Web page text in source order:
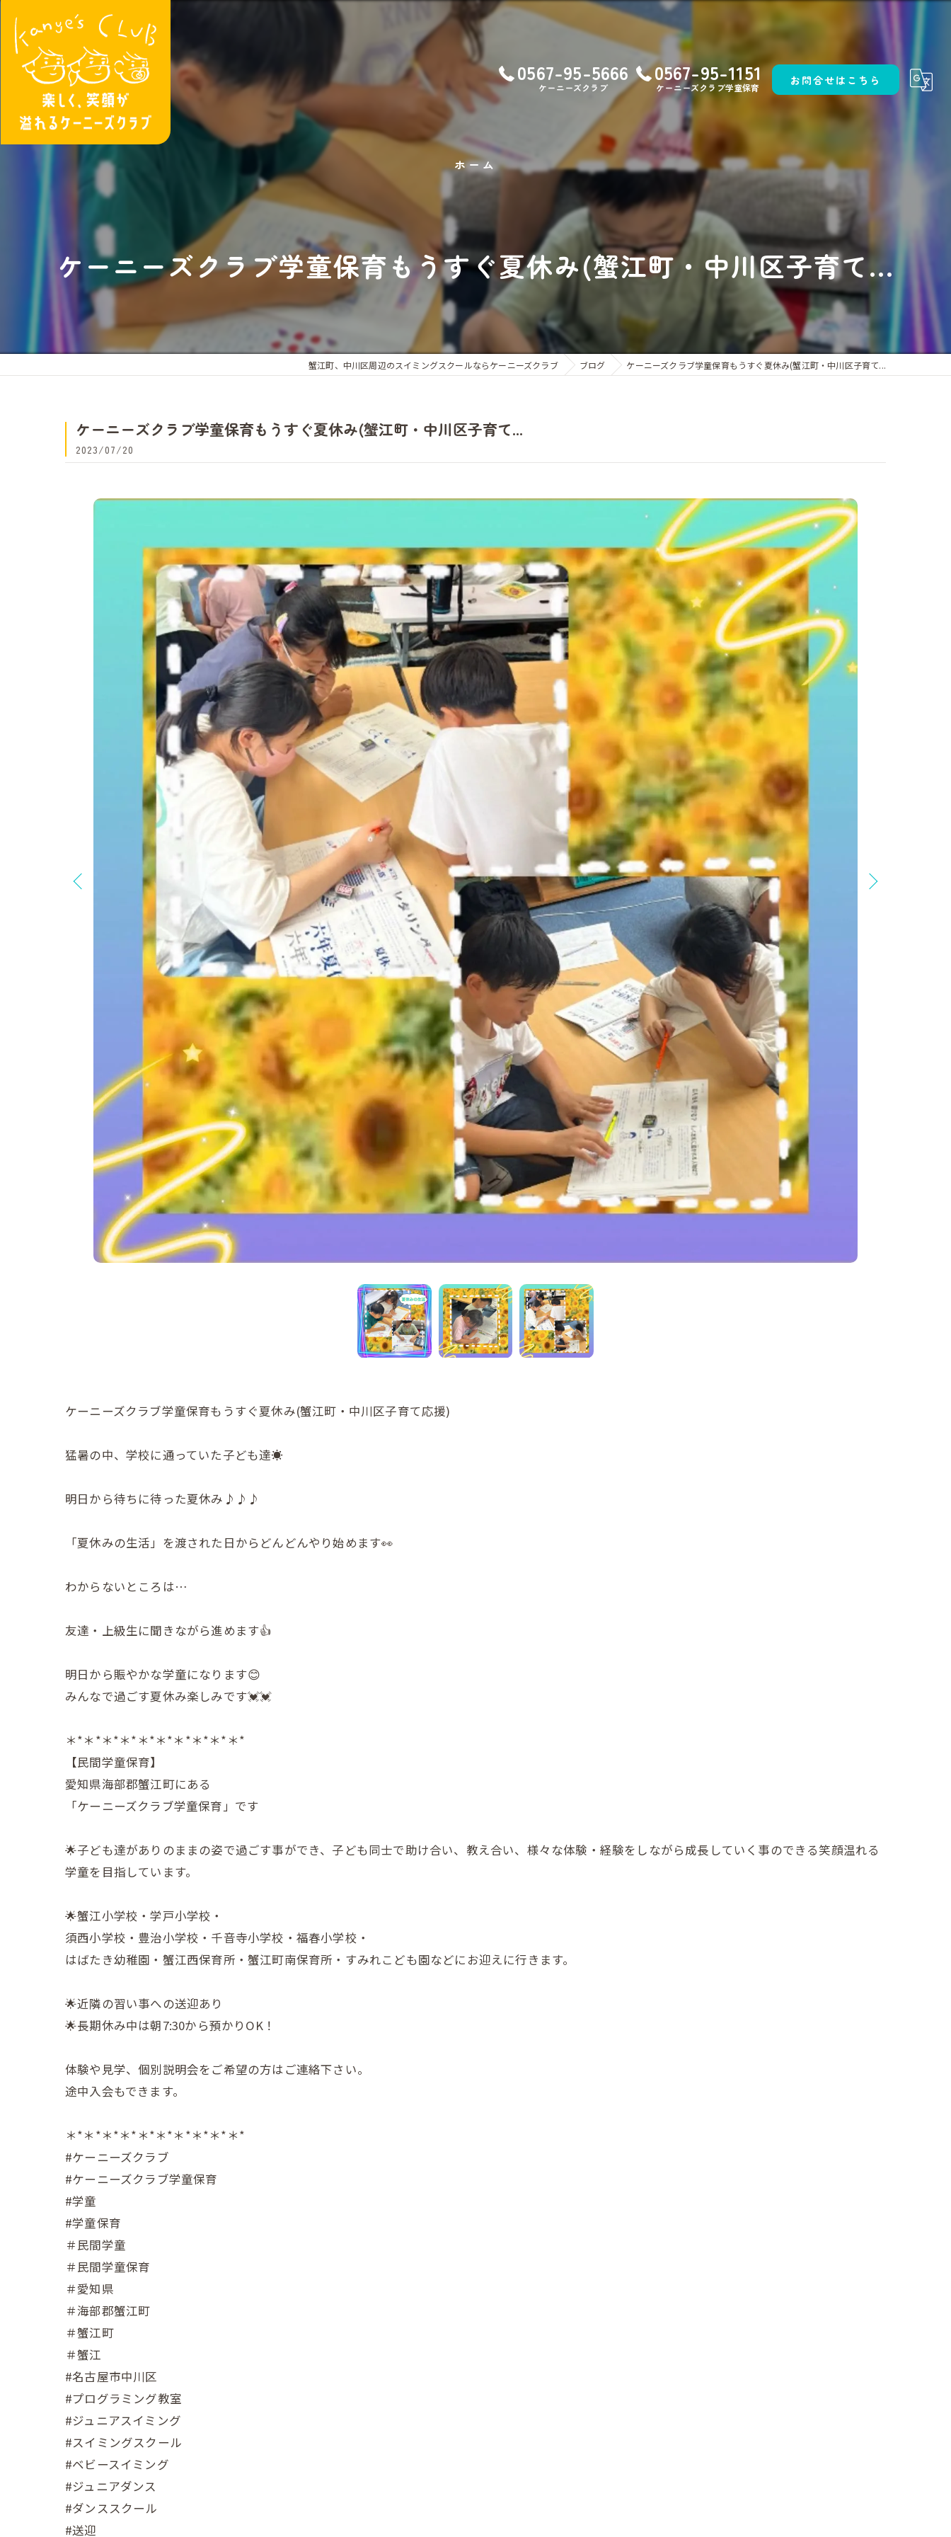
0567-95-5666
ケーニーズクラブ
0567-95-1151
ケーニーズクラブ学童保育
お問合せはこちら
ホーム
ケーニーズクラブ学童保育もうすぐ夏休み(蟹江町・中川区子育て...
蟹江町、中川区周辺のスイミングスクールならケーニーズクラブ ブログ ケーニーズクラブ学童保育もうすぐ夏休み(蟹江町・中川区子育て...
ケーニーズクラブ学童保育もうすぐ夏休み(蟹江町・中川区子育て...
2023/07/20
ケーニーズクラブ学童保育もうすぐ夏休み(蟹江町・中川区子育て応援)
猛暑の中、学校に通っていた子ども達☀️
明日から待ちに待った夏休み♪♪♪
「夏休みの生活」を渡された日からどんどんやり始めます👀
わからないところは…
友達・上級生に聞きながら進めます👍
明日から賑やかな学童になります😊
みんなで過ごす夏休み楽しみです💓💓
＊*＊*＊*＊*＊*＊*＊*＊*＊*＊*
【民間学童保育】
愛知県海部郡蟹江町にある
「ケーニーズクラブ学童保育」です
🌟子ども達がありのままの姿で過ごす事ができ、子ども同士で助け合い、教え合い、様々な体験・経験をしながら成長していく事のできる笑顔温れる
学童を目指しています。
🌟蟹江小学校・学戸小学校・
須西小学校・豊治小学校・千音寺小学校・福春小学校・
はばたき幼稚園・蟹江西保育所・蟹江町南保育所・すみれこども園などにお迎えに行きます。
🌟近隣の習い事への送迎あり
🌟長期休み中は朝7:30から預かりOK！
体験や見学、個別説明会をご希望の方はご連絡下さい。
途中入会もできます。
＊*＊*＊*＊*＊*＊*＊*＊*＊*＊*
#ケーニーズクラブ
#ケーニーズクラブ学童保育
#学童
#学童保育
＃民間学童
＃民間学童保育
＃愛知県
＃海部郡蟹江町
＃蟹江町
＃蟹江
#名古屋市中川区
#プログラミング教室
#ジュニアスイミング
#スイミングスクール
#ベビースイミング
#ジュニアダンス
#ダンススクール
#送迎